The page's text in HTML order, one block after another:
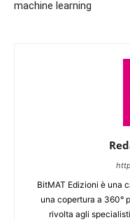
machine learning
BitMAT Edizioni è una
una copertura a 360°
rivolta agli